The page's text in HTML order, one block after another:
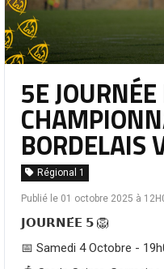
5E JOURNÉE
BORDELAIS
Régional 1
Publié le 01 octobre 2025 à
𝗝𝗢𝗨𝗥𝗡𝗘́𝗘 𝟱 🦁
📅 Samedi 4 Octobre -